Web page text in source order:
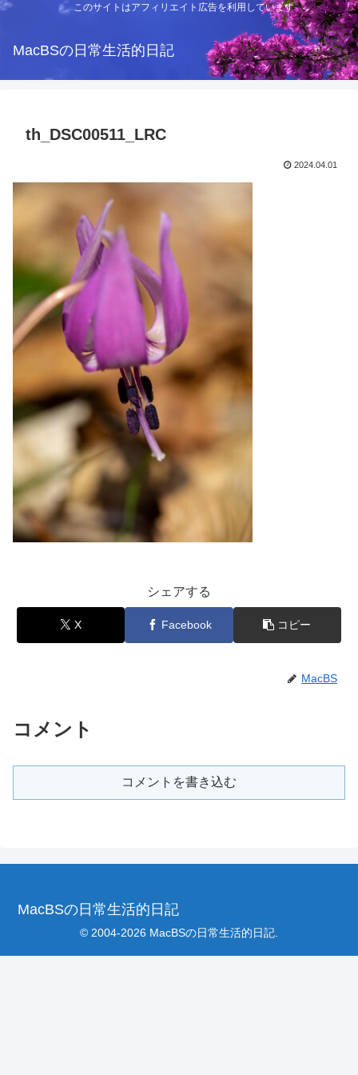
このサイトはアフィリエイト広告を利用しています
MacBSの日常生活的日記
th_DSC00511_LRC
2024.04.01
シェアする
X Facebook コピー
MacBS
コメント
コメントを書き込む
MacBSの日常生活的日記
© 2004-2026 MacBSの日常生活的日記.